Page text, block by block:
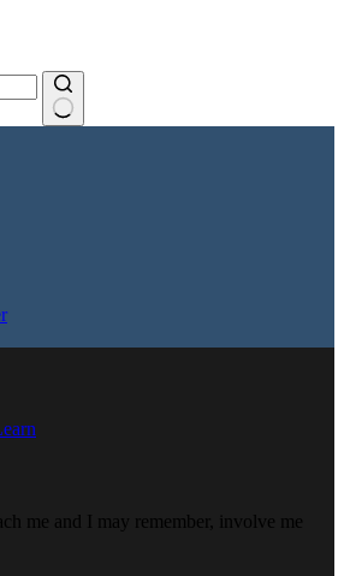
me and I may remember, involve me